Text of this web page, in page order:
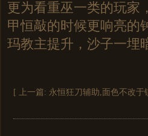
更为看重巫一类的玩家
甲恒敲的时候更响亮的
玛教主提升，沙子一埋
[ 上一篇: 永恒狂刀辅助,面色不改于